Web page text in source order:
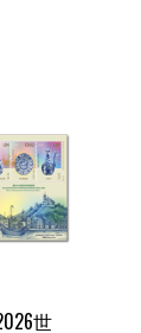
世